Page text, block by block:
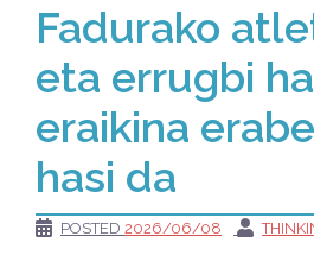
Fadurako
eta errugbi
eraikina
hasi da
POSTED 2026/06/08